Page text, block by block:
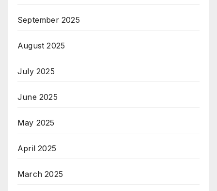
September 2025
August 2025
July 2025
June 2025
May 2025
April 2025
March 2025